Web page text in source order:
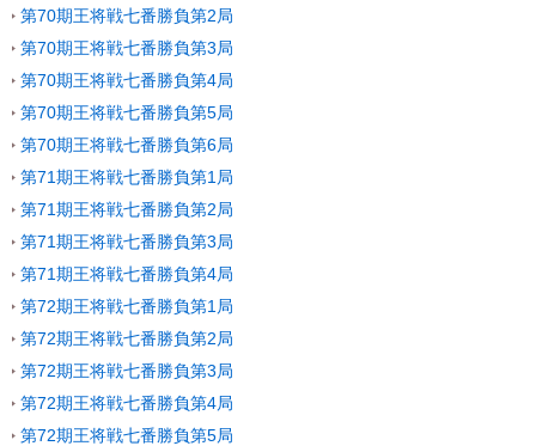
第70期王将戦七番勝負第2局
第70期王将戦七番勝負第3局
第70期王将戦七番勝負第4局
第70期王将戦七番勝負第5局
第70期王将戦七番勝負第6局
第71期王将戦七番勝負第1局
第71期王将戦七番勝負第2局
第71期王将戦七番勝負第3局
第71期王将戦七番勝負第4局
第72期王将戦七番勝負第1局
第72期王将戦七番勝負第2局
第72期王将戦七番勝負第3局
第72期王将戦七番勝負第4局
第72期王将戦七番勝負第5局